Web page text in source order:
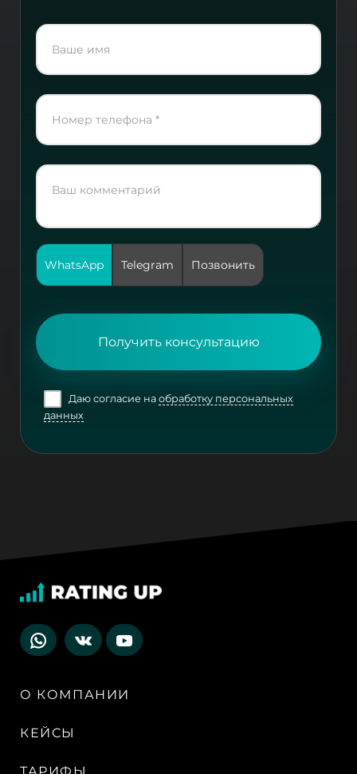
WhatsApp Telegram Позвонить
Получить консультацию
Даю согласие на обработку персональных
данных
О КОМПАНИИ
КЕЙСЫ